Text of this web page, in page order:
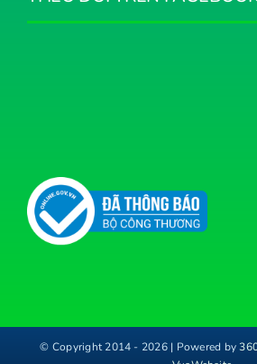
© Copyright 2014 - 2026 | Powered by